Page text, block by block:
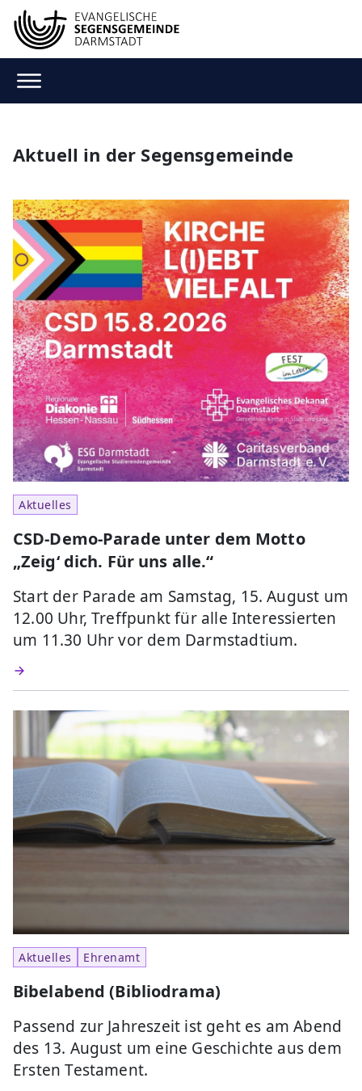
Aktuell in der Segensgemeinde
Aktuelles
CSD-Demo-Parade unter dem Motto
„Zeig‘ dich. Für uns alle.“
Start der Parade am Samstag, 15. August um
12.00 Uhr, Treffpunkt für alle Interessierten
um 11.30 Uhr vor dem Darmstadtium.
Aktuelles Ehrenamt
Bibelabend (Bibliodrama)
Passend zur Jahreszeit ist geht es am Abend
des 13. August um eine Geschichte aus dem
Ersten Testament.